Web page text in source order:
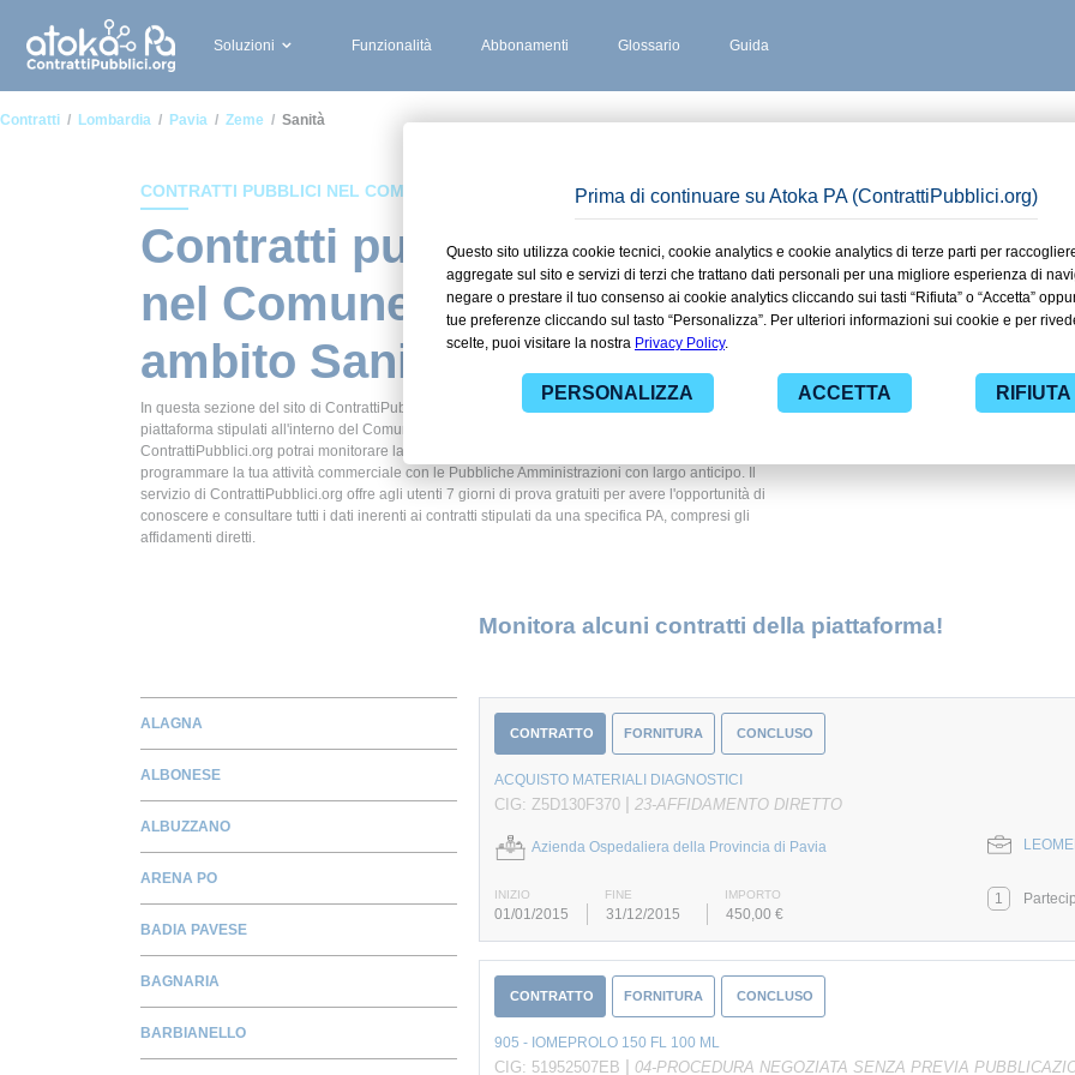
Soluzioni Funzionalità Abbonamenti Glossario Guida
Contratti Lombardia Pavia Zeme Sanità
CONTRATTI PUBBLICI NEL COMUNE DI ZEME
Contratti pubblici stipulati
nel Comune di Zeme in
ambito Sanità
In questa sezione del sito di ContrattiPubblici.org potrai avere ad alcuni dei contratti presenti nella
piattaforma stipulati all'interno del Comune di Zeme in ambito Sanità. Grazie alle funzionalità di
ContrattiPubblici.org potrai monitorare la scadenza dei contratti pubblici di tuo interesse e
programmare la tua attività commerciale con le Pubbliche Amministrazioni con largo anticipo. Il
servizio di ContrattiPubblici.org offre agli utenti 7 giorni di prova gratuiti per avere l'opportunità di
conoscere e consultare tutti i dati inerenti ai contratti stipulati da una specifica PA, compresi gli
affidamenti diretti.
Monitora alcuni contratti della piattaforma!
ALAGNA
ALBONESE
ALBUZZANO
ARENA PO
BADIA PAVESE
BAGNARIA
BARBIANELLO
CONTRATTO FORNITURA CONCLUSO
ACQUISTO MATERIALI DIAGNOSTICI
CIG: Z5D130F370 | 23-AFFIDAMENTO DIRETTO
Azienda Ospedaliera della Provincia di Pavia
INIZIO FINE IMPORTO
01/01/2015 31/12/2015 450,00 €
1
CONTRATTO FORNITURA CONCLUSO
905 - IOMEPROLO 150 FL 100 ML
CIG: 51952507EB | 04-PROCEDURA NEGOZIATA SENZA PREVIA